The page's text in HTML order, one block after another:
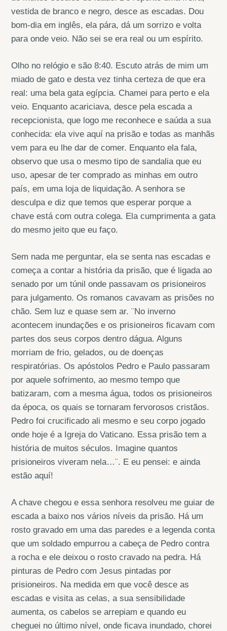
vestida de branco e negro, desce as escadas. Dou
bom-dia em inglês, ela pára, dá um sorrizo e volta
para onde veio. Não sei se era real ou um espírito.
Olho no relógio e são 8:40. Escuto atrás de mim um
miado de gato e desta vez tinha certeza de que era
real: uma bela gata egípcia. Chamei para perto e ela
veio. Enquanto acariciava, desce pela escada a
recepcionista, que logo me reconhece e saúda a sua
conhecida: ela vive aquí na prisão e todas as manhãs
vem para eu lhe dar de comer. Enquanto ela fala,
observo que usa o mesmo tipo de sandalia que eu
uso, apesar de ter comprado as minhas em outro
país, em uma loja de liquidação. A senhora se
desculpa e diz que temos que esperar porque a
chave está com outra colega. Ela cumprimenta a gata
do mesmo jeito que eu faço.
Sem nada me perguntar, ela se senta nas escadas e
começa a contar a história da prisão, que é ligada ao
senado por um túnil onde passavam os prisioneiros
para julgamento. Os romanos cavavam as prisões no
chão. Sem luz e quase sem ar. ¨No inverno
acontecem inundações e os prisioneiros ficavam com
partes dos seus corpos dentro dágua. Alguns
morriam de frio, gelados, ou de doenças
respiratórias. Os apóstolos Pedro e Paulo passaram
por aquele sofrimento, ao mesmo tempo que
batizaram, com a mesma água, todos os prisioneiros
da época, os quais se tornaram fervorosos cristãos.
Pedro foi crucificado ali mesmo e seu corpo jogado
onde hoje é a Igreja do Vaticano. Essa prisão tem a
história de muitos séculos. Imagine quantos
prisioneiros viveram nela…¨. E eu pensei: e ainda
estão aquí!
A chave chegou e essa senhora resolveu me guiar de
escada a baixo nos vários níveis da prisão. Há um
rosto gravado em uma das paredes e a legenda conta
que um soldado empurrou a cabeça de Pedro contra
a rocha e ele deixou o rosto cravado na pedra. Há
pinturas de Pedro com Jesus pintadas por
prisioneiros. Na medida em que você desce as
escadas e visita as celas, a sua sensibilidade
aumenta, os cabelos se arrepiam e quando eu
cheguei no último nível, onde ficava inundado, chorei